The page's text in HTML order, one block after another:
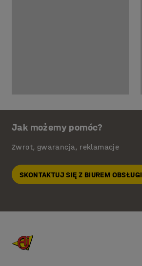
Jak możemy pomóc?
Zwrot, gwarancja, reklamacje
SKONTAKTUJ SIĘ Z BIUREM OBSŁUGI